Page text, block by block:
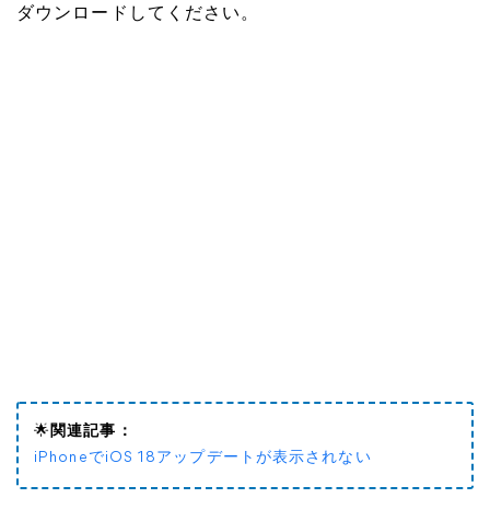
ダウンロードしてください。
🌟 関連記事：
iPhoneでiOS 18アップデートが表示されない